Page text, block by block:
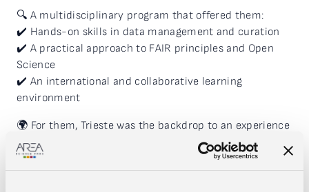
🔍 A multidisciplinary program that offered them:
✔️ Hands-on skills in data management and curation
✔️ A practical approach to FAIR principles and Open
Science
✔️ An international and collaborative learning
environment
🌍 For them, Trieste was the backdrop to an experience
that combined professional and personal growth.
🎥 Discover the master through the voices of those